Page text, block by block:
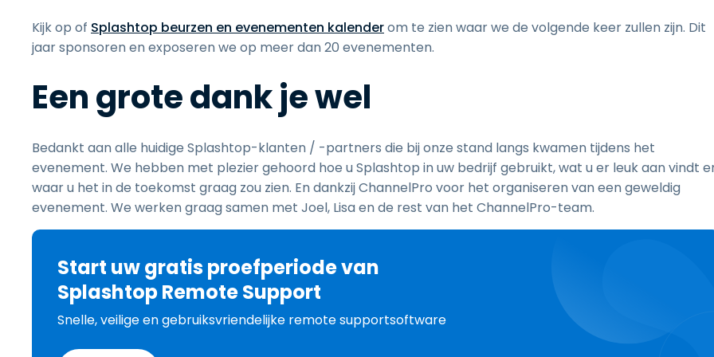
Kijk op of Splashtop beurzen en evenementen kalenderom te zien waar we de volgende keer zullen zijn. Dit
jaar sponsoren en exposeren we op meer dan 20 evenementen.
Een grote dank je wel
Bedankt aan alle huidige Splashtop-klanten / -partners die bij onze stand langs kwamen tijdens het
evenement. We hebben met plezier gehoord hoe u Splashtop in uw bedrijf gebruikt, wat u er leuk aan vindt
waar u het in de toekomst graag zou zien. En dankzij ChannelPro voor het organiseren van een geweldig
evenement. We werken graag samen met Joel, Lisa en de rest van het ChannelPro-team.
Start uw gratis proefperiode van
Splashtop Remote Support
Snelle, veilige en gebruiksvriendelijke remote supportsoftware